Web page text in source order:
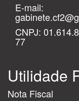
E-mail:
CNPJ:
77
Utilidade
Nota Fiscal